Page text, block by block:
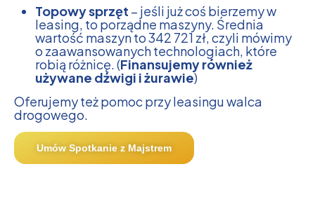
Topowy sprzęt – jeśli już coś bierzemy w
leasing, to porządne maszyny. Średnia
wartość maszyn to 342 721 zł, czyli mówimy
o zaawansowanych technologiach, które
robią różnicę. (Finansujemy również
używane dźwigi i żurawie)
Oferujemy też pomoc przyleasingu walca
drogowego.
Umów Spotkanie z Majstrem